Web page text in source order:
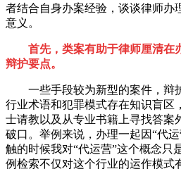
者结合自身办案经验，谈谈律师办
意义。
首先，类案有助于律师厘清在
辩护要点。
一些手段较为新型的案件，辩
行业术语和犯罪模式存在知识盲区
士请教以及从专业书籍上寻找答案
破口。举例来说，办理一起因“代
触的时候我对“代运营”这个概念只
例检索不仅对这个行业的运作模式